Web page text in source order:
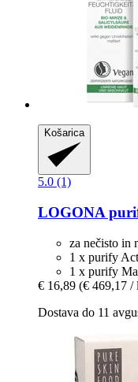
Košarica
5.0 (1)
LOGONA
za nečisto in
1 x purify
1 x purify
€ 16,89 (€ 469,17 /
Dostava do 11